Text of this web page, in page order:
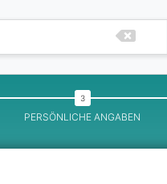
PERSÖNLICHE ANGABEN